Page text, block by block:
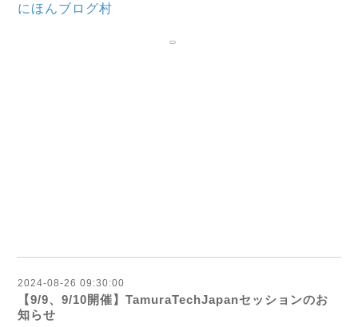
にほんブログ村
2024-08-26 09:30:00
【9/9、9/10開催】TamuraTechJapanセッションのお
知らせ